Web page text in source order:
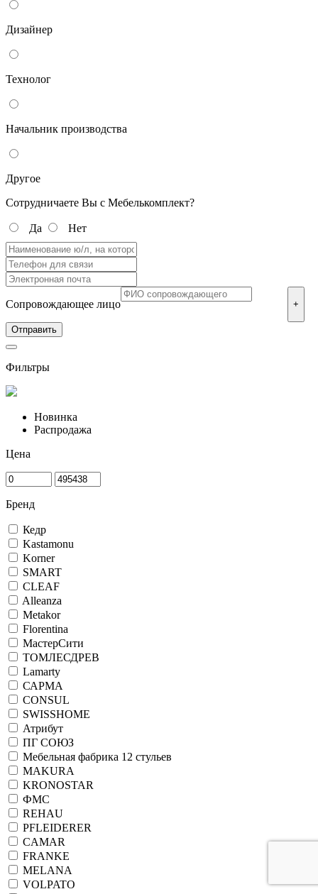
Дизайнер
Технолог
Начальник производства
Другое
Сотрудничаете Вы с Мебелькомплект?
Да Нет
Сопровождающее лицо +
Фильтры
Новинка
Распродажа
Цена
Бренд
Кедр
Kastamonu
Korner
SMART
CLEAF
Alleanza
Metakor
Florentina
МастерСити
ТОМЛЕСДРЕВ
Lamarty
САРМА
CONSUL
SWISSHOME
Атрибут
ПГ СОЮЗ
Мебельная фабрика 12 стульев
MAKURA
KRONOSTAR
ФМС
REHAU
PFLEIDERER
CAMAR
FRANKE
MELANA
VOLPATO